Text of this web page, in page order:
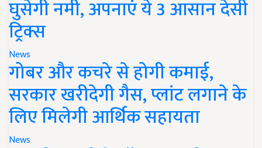
घुसेगी नमी, अपनाएं ये 3 आसान देसी
ट्रिक्स
News
गोबर और कचरे से होगी कमाई,
सरकार खरीदेगी गैस, प्लांट लगाने के
लिए मिलेगी आर्थिक सहायता
News